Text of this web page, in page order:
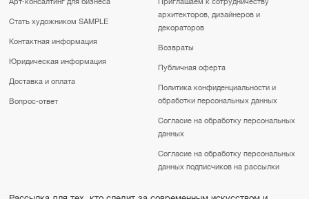
Стать художником SAMPLE
Контактная информация
Юридическая информация
Доставка и оплата
Вопрос-ответ
архитекторов, дизайнеров и
декораторов
Возвраты
Публичная оферта
Политика конфиденциальности и
обработки персональных данных
Согласие на обработку персональных
данных
Согласие на обработку персональных
данных подписчиков на рассылки